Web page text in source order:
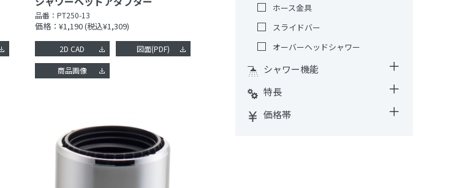
品番： PT250-13
価格：¥1,190(税込¥1,309)
2D CAD 図面(PDF)
商品画像
ホース金具
スライドバー
オーバーヘッドシャワー
シャワー機能
特長
価格帯